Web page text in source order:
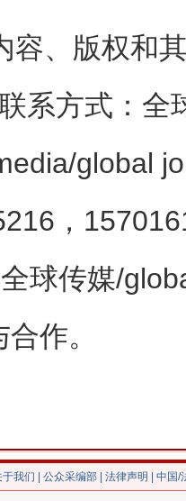
、版权和
系方式：全
global
，
球传媒/
作。
于我们 公众采编部 法律声明 | 中国